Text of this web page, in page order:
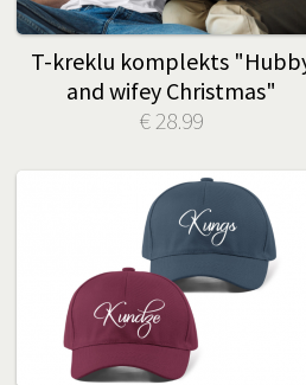
T-kreklu komplekts
and wifey Christmas"
€ 28.99